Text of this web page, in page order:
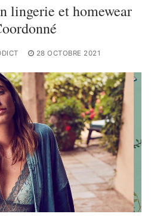
lingerie et homewear
28 OCTOBRE 2021